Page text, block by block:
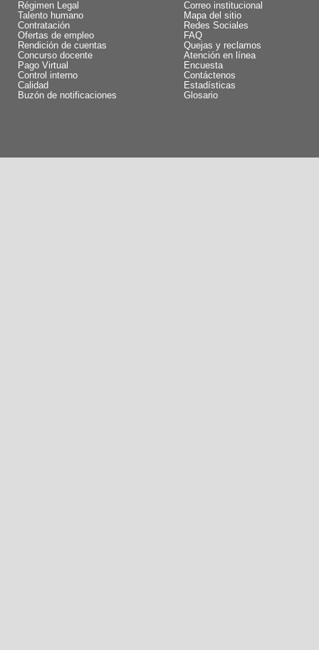
Régimen Legal
Talento humano
Contratación
Ofertas de empleo
Rendición de cuentas
Concurso docente
Pago Virtual
Control interno
Calidad
Buzón de notificaciones
Correo institucional
Mapa del sitio
Redes Sociales
FAQ
Quejas y reclamos
Atención en línea
Encuesta
Contáctenos
Estadísticas
Glosario